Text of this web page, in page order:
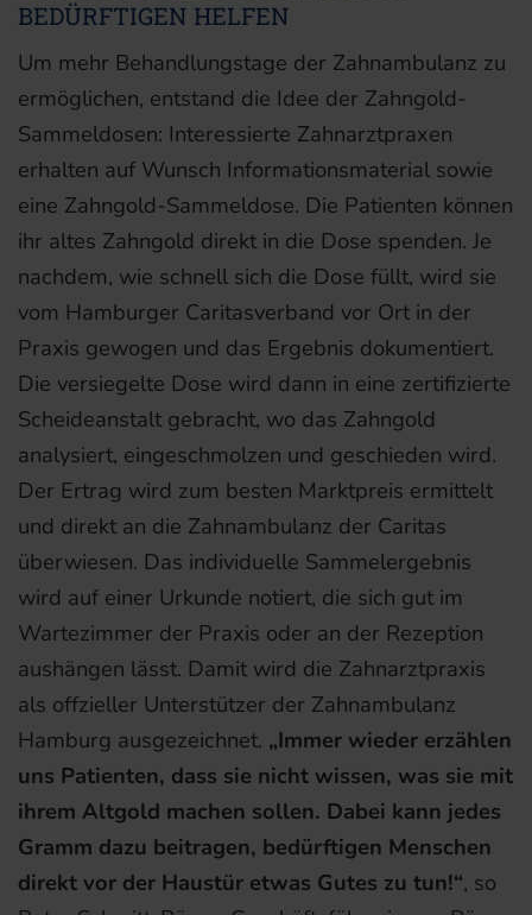
BEDÜRFTIGEN HELFEN
Um mehr Behandlungstage der Zahnambulanz zu
ermöglichen, entstand die Idee der Zahngold-
Sammeldosen: Interessierte Zahnarztpraxen
erhalten auf Wunsch Informationsmaterial sowie
eine Zahngold-Sammeldose. Die Patienten können
ihr altes Zahngold direkt in die Dose spenden. Je
nachdem, wie schnell sich die Dose füllt, wird sie
vom Hamburger Caritasverband vor Ort in der
Praxis gewogen und das Ergebnis dokumentiert.
Die versiegelte Dose wird dann in eine zertifizierte
Scheideanstalt gebracht, wo das Zahngold
analysiert, eingeschmolzen und geschieden wird.
Der Ertrag wird zum besten Marktpreis ermittelt
und direkt an die Zahnambulanz der Caritas
überwiesen. Das individuelle Sammelergebnis
wird auf einer Urkunde notiert, die sich gut im
Wartezimmer der Praxis oder an der Rezeption
aushängen lässt. Damit wird die Zahnarztpraxis
als offzieller Unterstützer der Zahnambulanz
Hamburg ausgezeichnet. „Immer wieder erzählen
uns Patienten, dass sie nicht wissen, was sie mit
ihrem Altgold machen sollen. Dabei kann jedes
Gramm dazu beitragen, bedürftigen Menschen
direkt vor der Haustür etwas Gutes zu tun!“, so